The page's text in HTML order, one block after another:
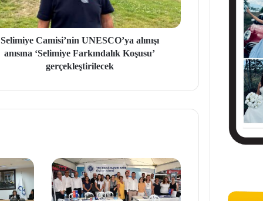
Selimiye Camisi’nin UNESCO’ya alınışı
anısına ‘Selimiye Farkındalık Koşusu’
gerçekleştirilecek